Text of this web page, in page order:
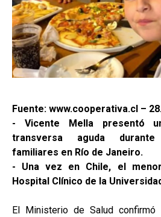
Fuente: www.cooperativa.cl –
- Vicente Mella presentó
transversa aguda
familiares en Río de Janeiro.
- Una vez en Chile, el
Hospital Clínico de la
El Ministerio de Salud confirmó